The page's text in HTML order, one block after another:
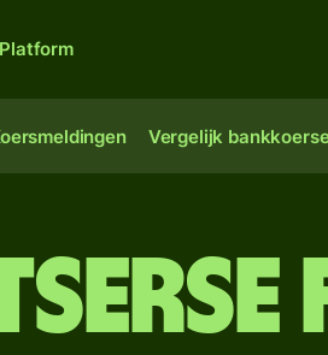
Platform
Vergelijk